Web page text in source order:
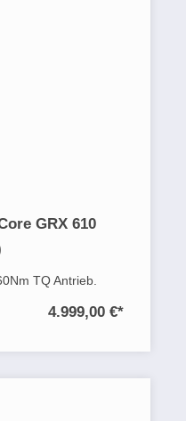
GRX 610
TQ Antrieb.
4.999,00 €*